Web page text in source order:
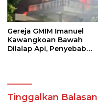
Gereja GMIM Imanuel
Kawangkoan Bawah
Dilalap Api, Penyebab
Tinggalkan Balasan